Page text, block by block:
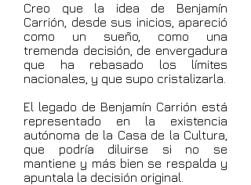
Creo que la idea de Benjamín
Carrión, desde sus inicios, apareció
como un sueño, como una
tremenda decisión, de envergadura
que ha rebasado los límites
nacionales, y que supo cristalizarla.
El legado de Benjamín Carrión está
representado en la existencia
autónoma de la Casa de la Cultura,
que podría diluirse si no se
mantiene y más bien se respalda y
apuntala la decisión original.